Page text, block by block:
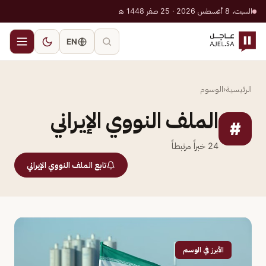
السبت، 8 أغسطس 2026 · 25 صفر 1448 هـ
EN
الرئيسية‹الوسوم
# الملف النووي الإيراني
24 خبراً مرتبطاً
تابع الملف النووي الإيراني
الأبرز في الوسم